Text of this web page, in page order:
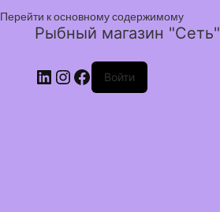
Перейти к основному содержимому
Рыбный магазин "Сеть"
Войти